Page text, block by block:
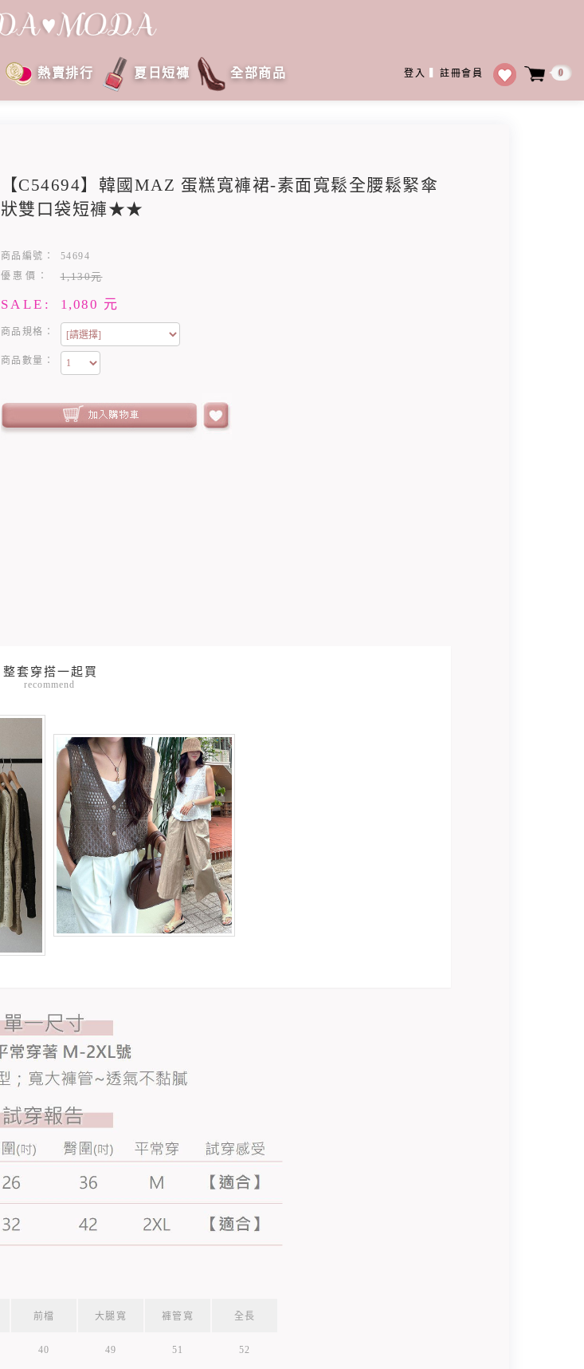
登入 註冊會員 0
熱賣排行 夏日短褲 全部商品
【C54694】韓國MAZ 蛋糕寬褲裙-素面寬鬆全腰鬆緊傘
狀雙口袋短褲★★
商品編號：
54694
優惠價：
1,130元
SALE: 1,080 元
商品規格：
商品數量：
recommend
前檔 大腿寬 褲管寬 全長
40 49 51 52